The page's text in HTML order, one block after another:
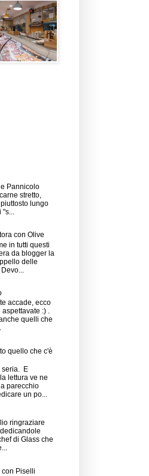
Pannicolo
stretto,
lungo
con Olive
in tutti questi
da blogger la
delle
accade, ecco
:) .
quelli che
quello che c'è
seria. E
lettura ve ne
parecchio
un po...
ringraziare
di Glass che
Piselli